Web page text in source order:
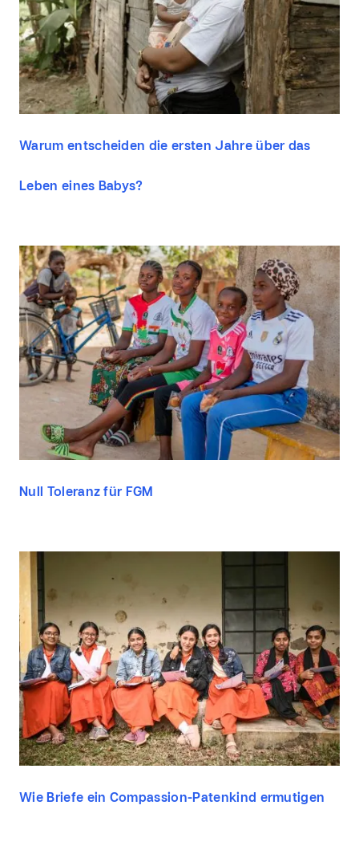
Warum entscheiden die ersten Jahre über das
Leben eines Babys?
Null Toleranz für FGM
Wie Briefe ein Compassion-Patenkind ermutigen